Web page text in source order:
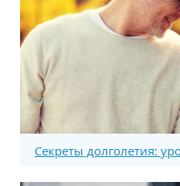
Секреты долголетия: